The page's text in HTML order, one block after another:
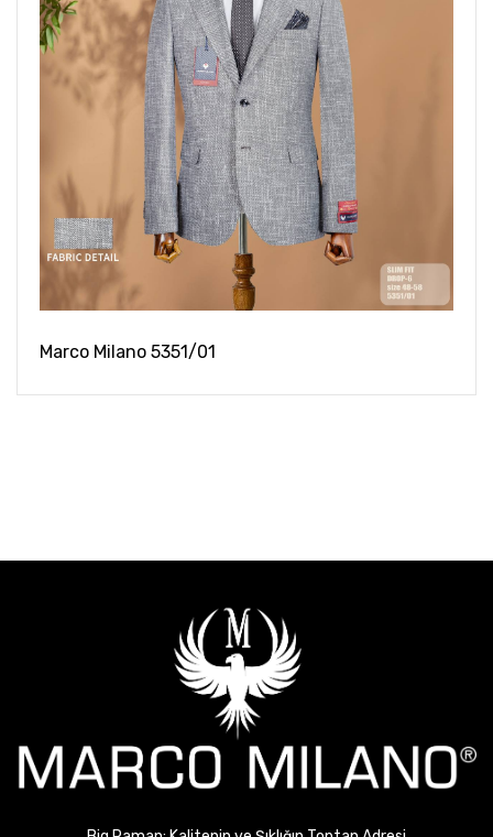
Marco Milano 5351/01